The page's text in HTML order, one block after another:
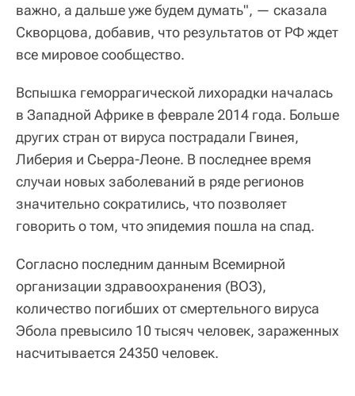
важно, а дальше уже будем думать", — сказала
Скворцова, добавив, что результатов от РФ ждет
все мировое сообщество.
Вспышка геморрагической лихорадки началась
в Западной Африке в феврале 2014 года. Больше
других стран от вируса пострадали Гвинея,
Либерия и Сьерра-Леоне. В последнее время
случаи новых заболеваний в ряде регионов
значительно сократились, что позволяет
говорить о том, что эпидемия пошла на спад.
Согласно последним данным Всемирной
организации здравоохранения (ВОЗ),
количество погибших от смертельного вируса
Эбола превысило 10 тысяч человек, зараженных
насчитывается 24350 человек.